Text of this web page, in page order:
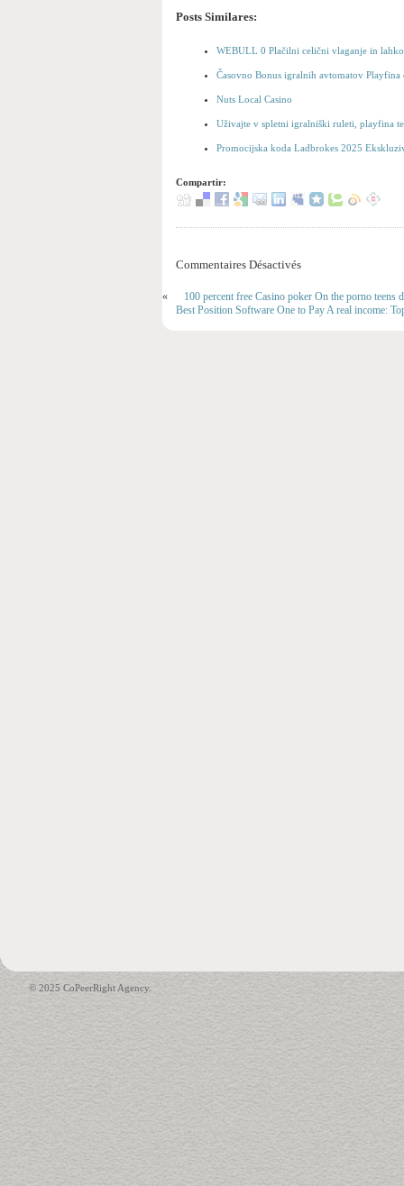
Posts Similares:
WEBULL 0 Plačilni celični vlaganje in
Časovno Bonus igralnih avtomatov
Nuts Local Casino
Uživajte v spletni igralniški ruleti, playfina
Promocijska koda Ladbrokes 2025
Compartir:
Commentaires Désactivés
«
100 percent free Casino poker On the porno teens
Best Position Software One to Pay A real income:
© 2025 CoPeerRight Agency.